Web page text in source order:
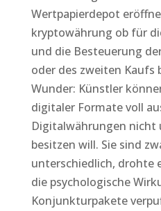
Wertpapierdepot
kryptowährung ob für
und die Besteuerung
oder des zweiten Kaufs
Wunder: Künstler
digitaler Formate voll
Digitalwährungen nicht
besitzen will. Sie sind
unterschiedlich, drohte
die psychologische
Konjunkturpakete